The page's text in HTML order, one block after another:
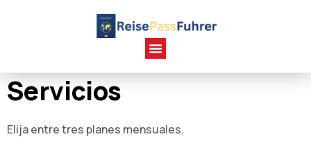
Servicios
Elija entre tres planes mensuales.